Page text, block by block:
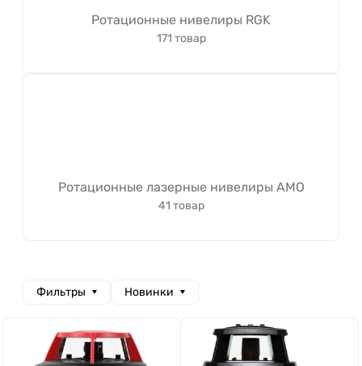
Ротационные нивелиры RGK
171 товар
Ротационные лазерные нивелиры AMO
41 товар
Фильтры Новинки